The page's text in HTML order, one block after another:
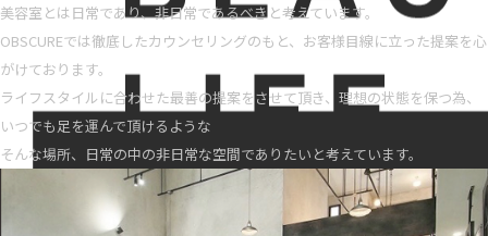
美容室とは日常であり、非日常であるべきと考えています。
OBSCUREでは徹底したカウンセリングのもと、お客様目線に立った提案を心
がけております。
ライフスタイルに合わせた最善の提案をさせて頂き、理想の状態を保つ為、
いつでも足を運んで頂けるような
そんな場所、日常の中の非日常な空間でありたいと考えています。